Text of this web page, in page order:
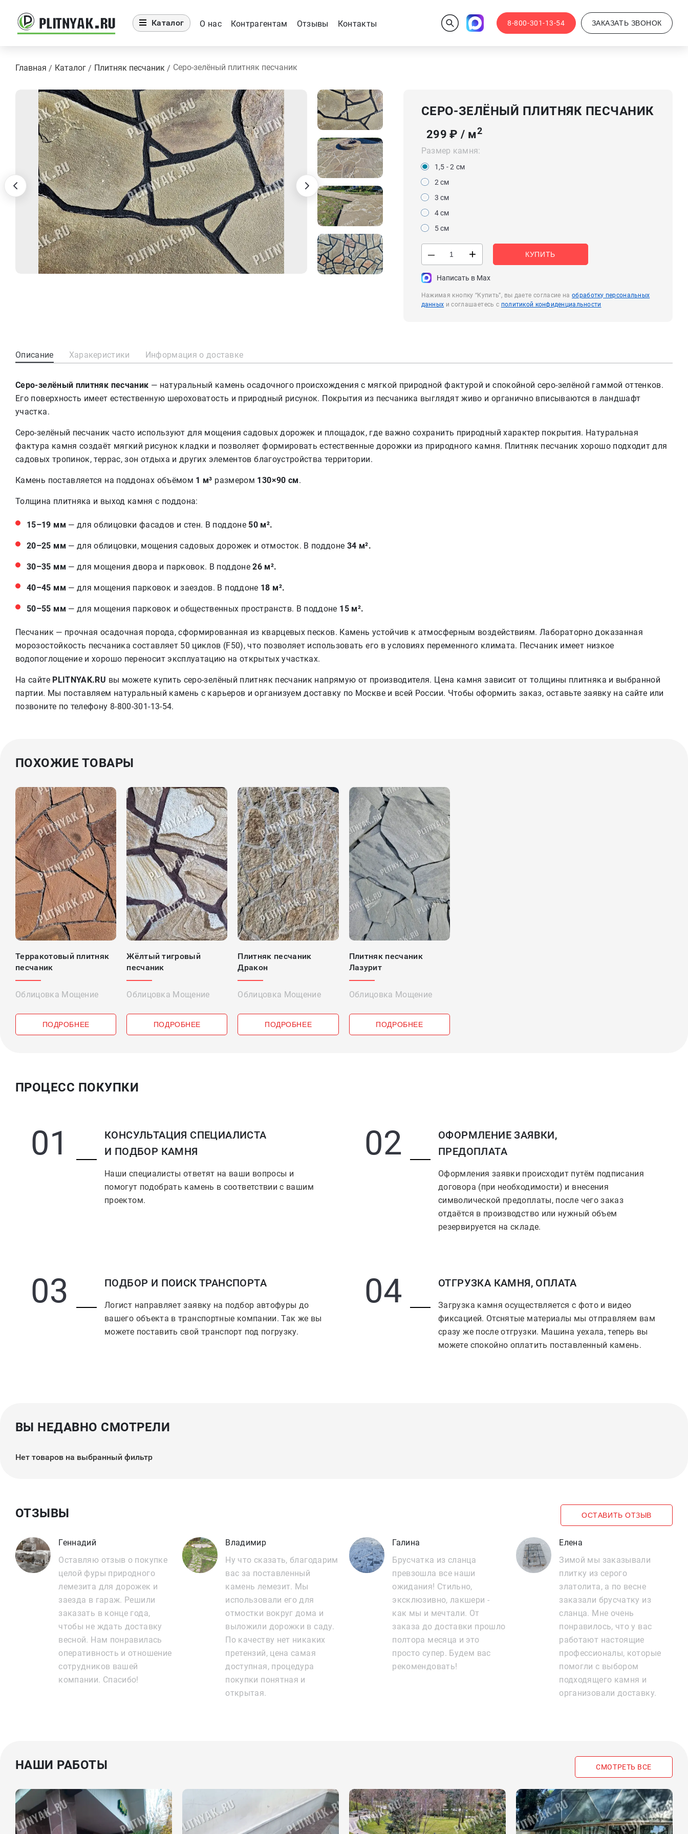
Каталог О нас Контрагентам Отзывы Контакты 8-800-301-13-54 ЗАКАЗАТЬ ЗВОНОК
Главная Каталог Плитняк песчаник Серо-зелёный плитняк песчаник
СЕРО-ЗЕЛЁНЫЙ ПЛИТНЯК ПЕСЧАНИК
299 ₽ / м2
Размер камня:
1,5 - 2 см
2 см
3 см
4 см
5 см
— + КУПИТЬ
Написать в Max
Нажимая кнопку “Купить”, вы даете согласие наобработку персональных
данных и соглашаетесь с политикой конфиденциальности
Описание Харакеристики Информация о доставке
Серо-зелёный плитняк песчаник — натуральный камень осадочного происхождения с мягкой природной фактурой и спокойной серо-зелёной гаммой оттенков.
Его поверхность имеет естественную шероховатость и природный рисунок. Покрытия из песчаника выглядят живо и органично вписываются в ландшафт
участка.
Серо-зелёный песчаник часто используют для мощения садовых дорожек и площадок, где важно сохранить природный характер покрытия. Натуральная
фактура камня создаёт мягкий рисунок кладки и позволяет формировать естественные дорожки из природного камня. Плитняк песчаник хорошо подходит для
садовых тропинок, террас, зон отдыха и других элементов благоустройства территории.
Камень поставляется на поддонах объёмом 1 м³ размером 130×90 см.
Толщина плитняка и выход камня с поддона:
15–19 мм — для облицовки фасадов и стен. В поддоне 50 м².
20–25 мм — для облицовки, мощения садовых дорожек и отмосток. В поддоне 34 м².
30–35 мм — для мощения двора и парковок. В поддоне26 м².
40–45 мм — для мощения парковок и заездов. В поддоне 18 м².
50–55 мм — для мощения парковок и общественных пространств. В поддоне 15 м².
Песчаник — прочная осадочная порода, сформированная из кварцевых песков. Камень устойчив к атмосферным воздействиям. Лабораторно доказанная
морозостойкость песчаника составляет 50 циклов (F50), что позволяет использовать его в условиях переменного климата. Песчаник имеет низкое
водопоглощение и хорошо переносит эксплуатацию на открытых участках.
На сайте PLITNYAK.RU вы можете купить серо-зелёный плитняк песчаник напрямую от производителя. Цена камня зависит от толщины плитняка и выбранной
партии. Мы поставляем натуральный камень с карьеров и организуем доставку по Москве и всей России. Чтобы оформить заказ, оставьте заявку на сайте или
позвоните по телефону 8-800-301-13-54.
ПОХОЖИЕ ТОВАРЫ
Терракотовый плитняк
песчаник
Облицовка Мощение
от 399 ₽ПОДРОБНЕЕ
Жёлтый тигровый
песчаник
Облицовка Мощение
от 499 ₽ПОДРОБНЕЕ
Плитняк песчаник
Дракон
Облицовка Мощение
от 499 ₽ПОДРОБНЕЕ
Плитняк песчаник
Лазурит
Облицовка Мощение
от 790 ₽ПОДРОБНЕЕ
ПРОЦЕСС ПОКУПКИ
01
КОНСУЛЬТАЦИЯ СПЕЦИАЛИСТА
И ПОДБОР КАМНЯ
Наши специалисты ответят на ваши вопросы и
помогут подобрать камень в соответствии с вашим
проектом.
02
ОФОРМЛЕНИЕ ЗАЯВКИ,
ПРЕДОПЛАТА
Оформления заявки происходит путём подписания
договора (при необходимости) и внесения
символической предоплаты, после чего заказ
отдаётся в производство или нужный объем
резервируется на складе.
03 ПОДБОР И ПОИСК ТРАНСПОРТА
Логист направляет заявку на подбор автофуры до
вашего объекта в транспортные компании. Так же вы
можете поставить свой транспорт под погрузку.
04 ОТГРУЗКА КАМНЯ, ОПЛАТА
Загрузка камня осуществляется с фото и видео
фиксацией. Отснятые материалы мы отправляем вам
сразу же после отгрузки. Машина уехала, теперь вы
можете спокойно оплатить поставленный камень.
ВЫ НЕДАВНО СМОТРЕЛИ
Нет товаров на выбранный фильтр
ОТЗЫВЫ
Геннадий
Оставляю отзыв о покупке
целой фуры природного
лемезита для дорожек и
заезда в гараж. Решили
заказать в конце года,
чтобы не ждать доставку
весной. Нам понравилась
оперативность и отношение
сотрудников вашей
компании. Спасибо!
Владимир
Ну что сказать, благодарим
вас за поставленный
камень лемезит. Мы
использовали его для
отмостки вокруг дома и
выложили дорожки в саду.
По качеству нет никаких
претензий, цена самая
доступная, процедура
покупки понятная и
открытая.
Галина
Брусчатка из сланца
превзошла все наши
ожидания! Стильно,
эксклюзивно, лакшери -
как мы и мечтали. От
заказа до доставки прошло
полтора месяца и это
просто супер. Будем вас
рекомендовать!
Елена
Зимой мы заказывали
плитку из серого
златолита, а по весне
заказали брусчатку из
сланца. Мне очень
понравилось, что у вас
работают настоящие
профессионалы, которые
помогли с выбором
подходящего камня и
организовали доставку.
ОСТАВИТЬ ОТЗЫВ
НАШИ РАБОТЫ СМОТРЕТЬ ВСЕ